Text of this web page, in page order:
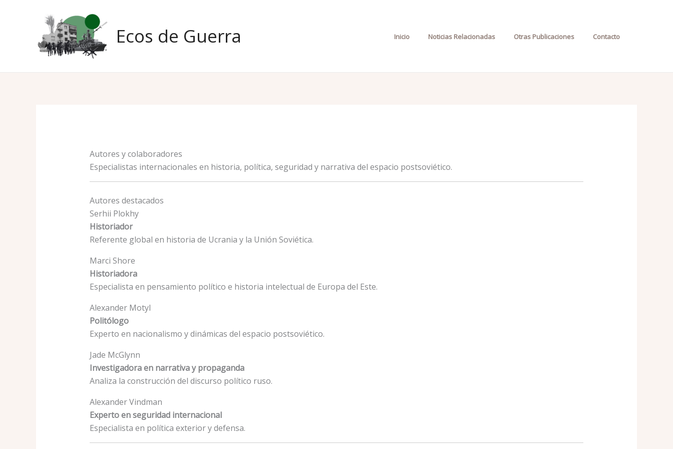
Ecos de Guerra Inicio Noticias Relacionadas Otras Publicaciones Contacto
Autores y colaboradores
Especialistas internacionales en historia, política, seguridad y narrativa del espacio postsoviético.
Autores destacados
Serhii Plokhy
Historiador
Referente global en historia de Ucrania y la Unión Soviética.
Marci Shore
Historiadora
Especialista en pensamiento político e historia intelectual de Europa del Este.
Alexander Motyl
Politólogo
Experto en nacionalismo y dinámicas del espacio postsoviético.
Jade McGlynn
Investigadora en narrativa y propaganda
Analiza la construcción del discurso político ruso.
Alexander Vindman
Experto en seguridad internacional
Especialista en política exterior y defensa.